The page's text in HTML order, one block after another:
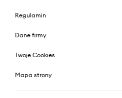
Regulamin
Dane firmy
Twoje Cookies
Mapa strony